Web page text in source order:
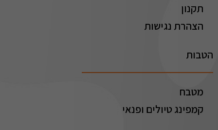
תקנון
הצהרת נגישות
הטבות
מטבח
קמפינג טיולים ופנאי